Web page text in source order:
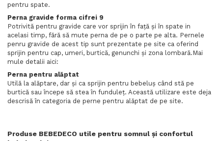
pentru spate.
Perna gravide forma cifrei 9
Potrivită pentru gravide care vor sprijin în față și în spate in
acelasi timp, fără să mute perna de pe o parte pe alta. Pernele
penru gravide de acest tip sunt prezentate pe site ca oferind
sprijin pentru cap, umeri, burtică, genunchi și zona lombară.Mai
mule detalii aici:
Perna pentru alăptat
Utilă la alăptare, dar și ca sprijin pentru bebeluș când stă pe
burtică sau începe să stea în funduleț. Această utilizare este deja
descrisă în categoria de perne pentru alăptat de pe site.
Produse BEBEDECO utile pentru somnul și confortul